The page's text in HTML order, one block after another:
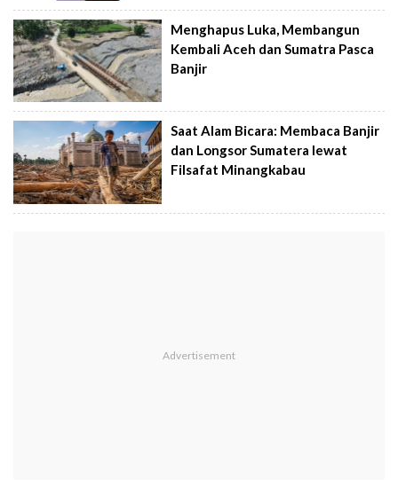
Menghapus Luka, Membangun
Kembali Aceh dan Sumatra Pasca
Banjir
Saat Alam Bicara: Membaca Banjir
dan Longsor Sumatera lewat
Filsafat Minangkabau